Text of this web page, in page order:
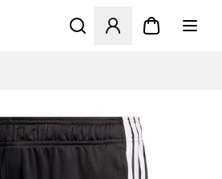
Åbner en Modal til at